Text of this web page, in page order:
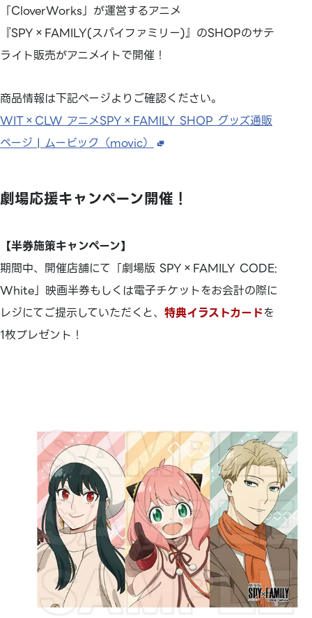
「CloverWorks」が運営するアニメ
『SPY×FAMILY(スパイファミリー)』のSHOPのサテ
ライト販売がアニメイトで開催！
商品情報は下記ページよりご確認ください。
WIT×CLW アニメSPY×FAMILY SHOP グッズ通販
ページ | ムービック（movic）
劇場応援キャンペーン開催！
【半券施策キャンペーン】
期間中、開催店舗にて「劇場版 SPY×FAMILY CODE:
White」映画半券もしくは電子チケットをお会計の際に
レジにてご提示していただくと、 特典イラストカードを
1枚プレゼント！